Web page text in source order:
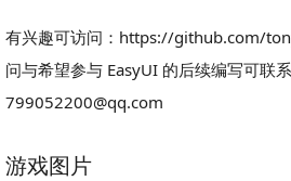
有兴趣可访问：https://github.com/
问与希望参与 EasyUI 的后续编写可联
799052200@qq.com
游戏图片